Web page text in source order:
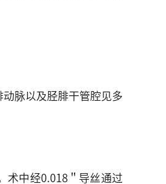
脉以及胫腓干管腔见多
术中经0.018＂导丝通过